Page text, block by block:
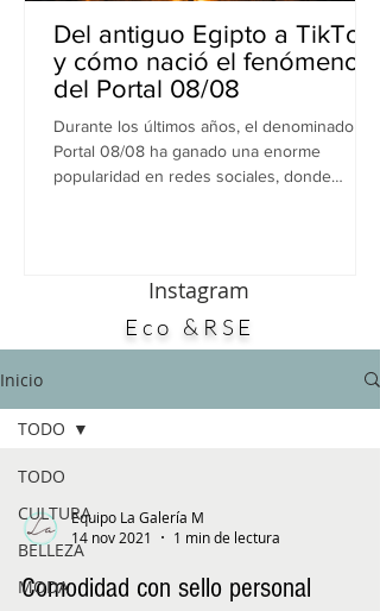
Del antiguo Egipto a TikTok
y cómo nació el fenómeno
del Portal 08/08
Durante los últimos años, el denominado
Portal 08/08 ha ganado una enorme
popularidad en redes sociales, donde
de la fecha. La tendencia ha crecido
especialmente gracias a plataformas como
TikTok, Instagram y YouTube, donde
etiquetas
Instagram
Eco &RSE
Inicio
TODO
CULTURA
BELLEZA
MODA
TODO
Equipo La Galería M
14 nov 2021
1 min de lectura
Comodidad con sello personal